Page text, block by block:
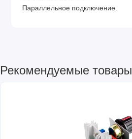
Параллельное подключение.
Рекомендуемые товары